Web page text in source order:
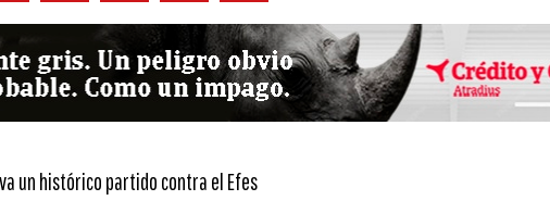
un histórico partido contra el Efes